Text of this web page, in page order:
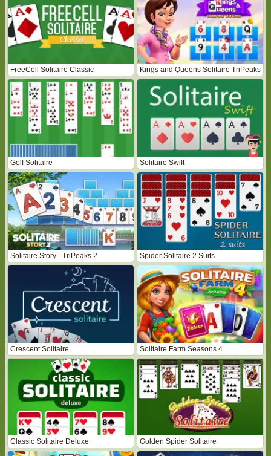
FreeCell Solitaire Classic Kings and Queens Solitaire TriPeaks
Golf Solitaire Solitaire Swift
Solitaire Story - TriPeaks 2 Spider Solitaire 2 Suits
Crescent Solitaire Solitaire Farm Seasons 4
Classic Solitaire Deluxe Golden Spider Solitaire